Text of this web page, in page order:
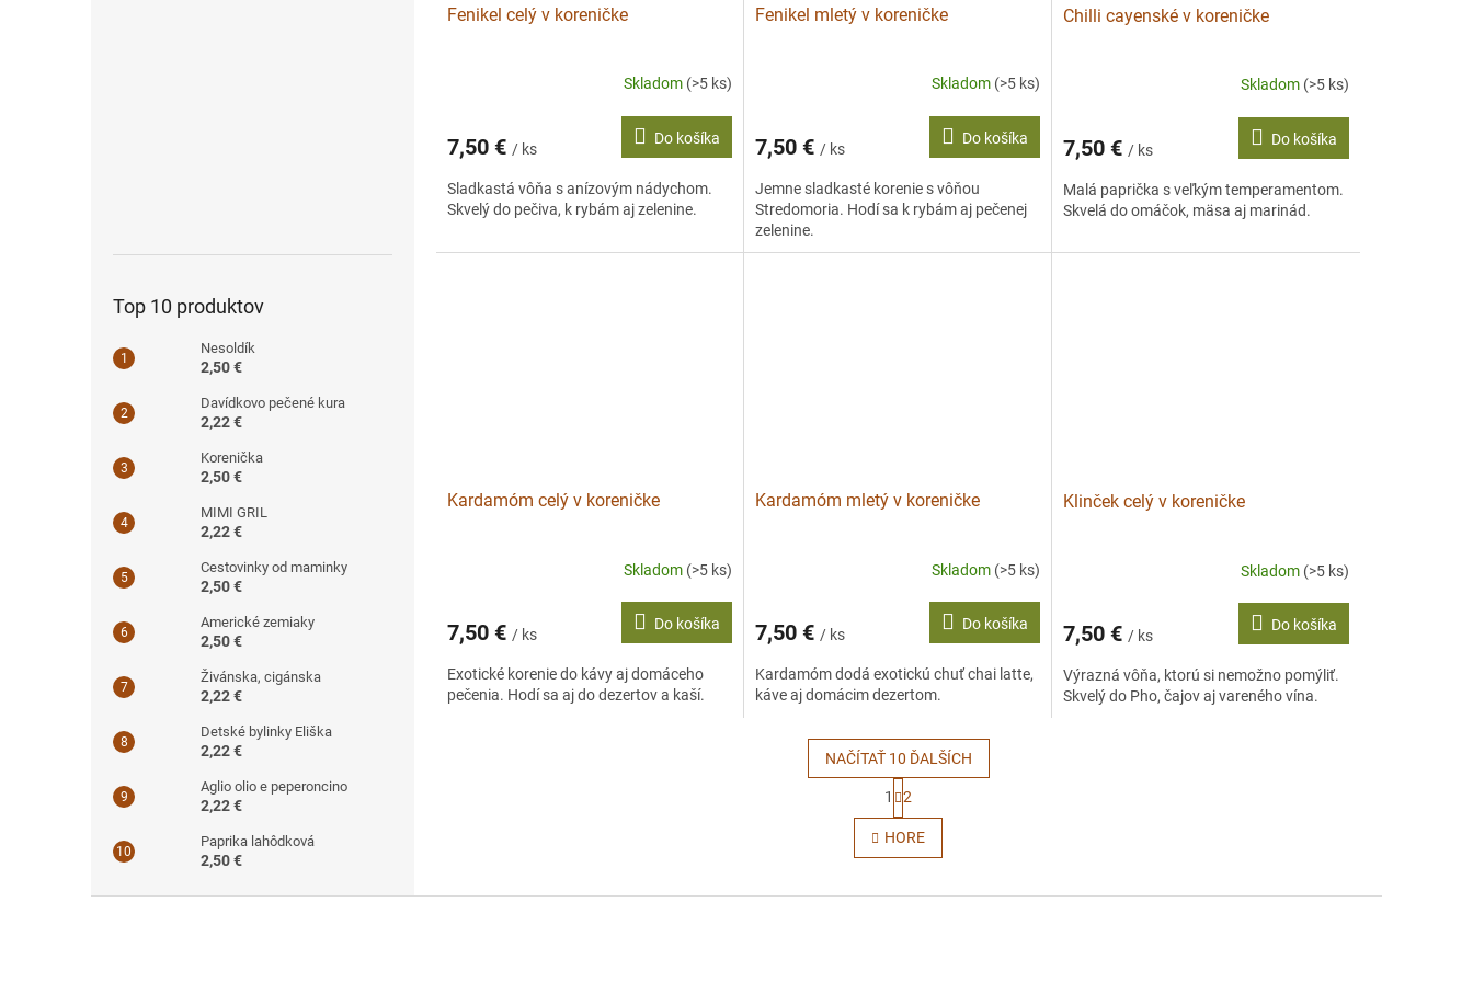
Top 10 produktov
Nesoldík
2,50 €
Davídkovo pečené kura
2,22 €
Korenička
2,50 €
MIMI GRIL
2,22 €
Cestovinky od maminky
2,50 €
Americké zemiaky
2,50 €
Živánska, cigánska
2,22 €
Detské bylinky Eliška
2,22 €
Aglio olio e peperoncino
2,22 €
Paprika lahôdková
2,50 €
Fenikel celý v koreničke
Skladom (>5 ks)
7,50 € / ks
Do košíka
Sladkastá vôňa s anízovým nádychom.
Skvelý do pečiva, k rybám aj zelenine.
Fenikel mletý v koreničke
Skladom (>5 ks)
7,50 € / ks
Do košíka
Jemne sladkasté korenie s vôňou
Stredomoria. Hodí sa k rybám aj pečenej
zelenine.
Chilli cayenské v koreničke
Skladom (>5 ks)
7,50 € / ks
Do košíka
Malá paprička s veľkým temperamentom.
Skvelá do omáčok, mäsa aj marinád.
Kardamóm celý v koreničke
Skladom (>5 ks)
7,50 € / ks
Do košíka
Exotické korenie do kávy aj domáceho
pečenia. Hodí sa aj do dezertov a kaší.
Kardamóm mletý v koreničke
Skladom (>5 ks)
7,50 € / ks
Do košíka
Kardamóm dodá exotickú chuť chai latte,
káve aj domácim dezertom.
Klinček celý v koreničke
Skladom (>5 ks)
7,50 € / ks
Do košíka
Výrazná vôňa, ktorú si nemožno pomýliť.
Skvelý do Pho, čajov aj vareného vína.
O
v
l
d
NAČÍTAŤ 10 ĎALŠÍCH
S
t
r
á
n
o
1 2
HORE